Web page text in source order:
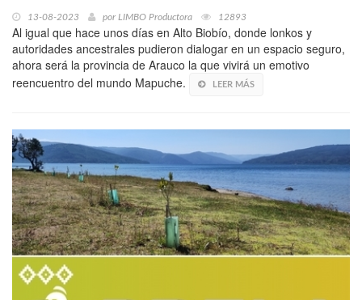
13-08-2023 por LIMBO Productora 12893
Al igual que hace unos días en Alto Biobío, donde lonkos y
autoridades ancestrales pudieron dialogar en un espacio seguro,
ahora será la provincia de Arauco la que vivirá un emotivo
reencuentro del mundo Mapuche.
LEER MÁS